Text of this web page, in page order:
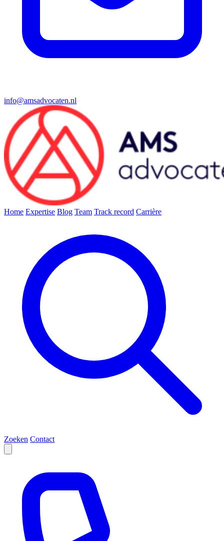
info@amsadvocaten.nl
Home Expertise Blog Team Track record Carrière
Zoeken Contact